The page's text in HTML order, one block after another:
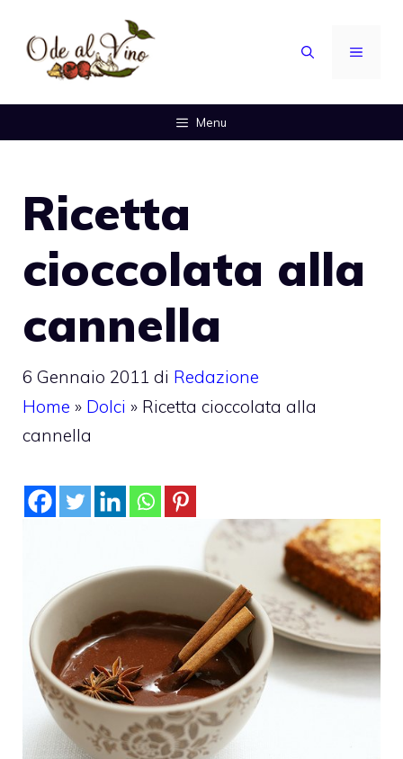
contenuto
MENU
Menu
Ricetta
cioccolata alla
cannella
6 Gennaio 2011 di Redazione
Home » Dolci » Ricetta cioccolata alla
cannella